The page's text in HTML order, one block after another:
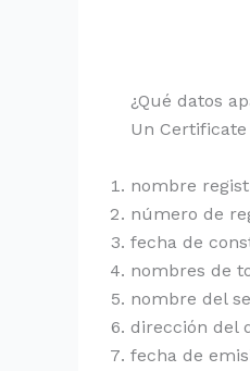
¿Qué datos
Un
nombre
número de
fecha de
nombres de
nombre del
dirección del
fecha de